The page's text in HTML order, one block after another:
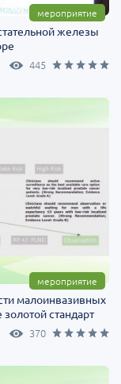
мероприятие
железы
445
мероприятие
малоинвазивных
стандарт
370